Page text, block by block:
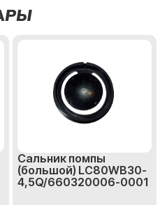
Сальник помпы
(большой) LC80WB30-
4,5Q/660320006-0001